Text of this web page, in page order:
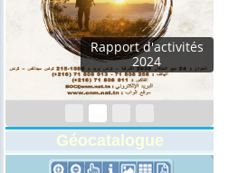
Rapport d'activités
2024
Géocatalogue